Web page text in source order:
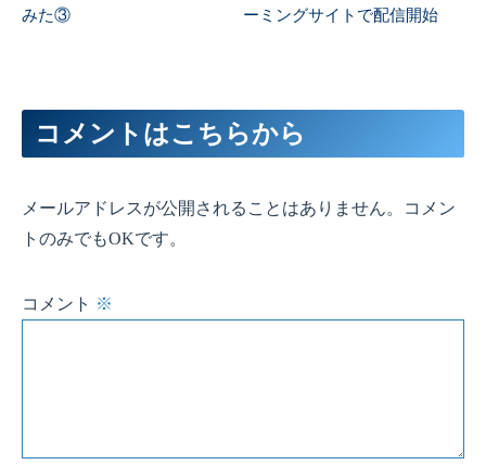
みた③
ーミングサイトで配信開始
コメントはこちらから
メールアドレスが公開されることはありません。コメン
トのみでもOKです。
コメント ※